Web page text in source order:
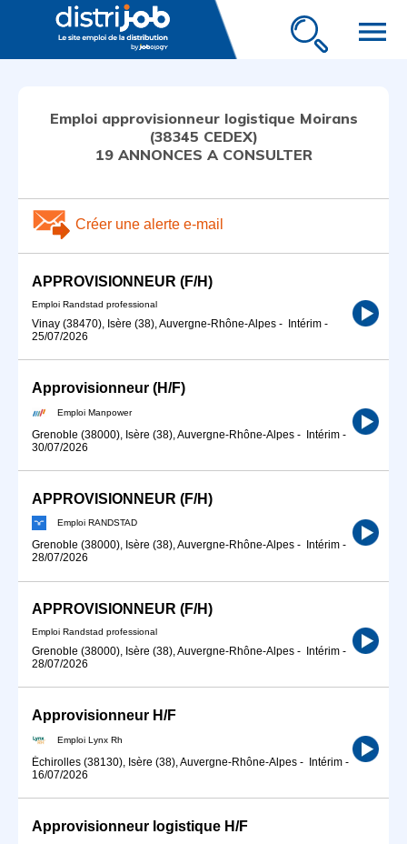
menu
Emploi approvisionneur logistique Moirans
(38345 CEDEX)
19 ANNONCES A CONSULTER
Créer une alerte e-mail
APPROVISIONNEUR (F/H)
Emploi Randstad professional
Vinay (38470), Isère (38), Auvergne-Rhône-Alpes - Intérim -
25/07/2026
Approvisionneur (H/F)
Emploi Manpower
Grenoble (38000), Isère (38), Auvergne-Rhône-Alpes - Intérim -
30/07/2026
APPROVISIONNEUR (F/H)
Emploi RANDSTAD
Grenoble (38000), Isère (38), Auvergne-Rhône-Alpes - Intérim -
28/07/2026
APPROVISIONNEUR (F/H)
Emploi Randstad professional
Grenoble (38000), Isère (38), Auvergne-Rhône-Alpes - Intérim -
28/07/2026
Approvisionneur H/F
Emploi Lynx Rh
Échirolles (38130), Isère (38), Auvergne-Rhône-Alpes - Intérim -
16/07/2026
Approvisionneur logistique H/F